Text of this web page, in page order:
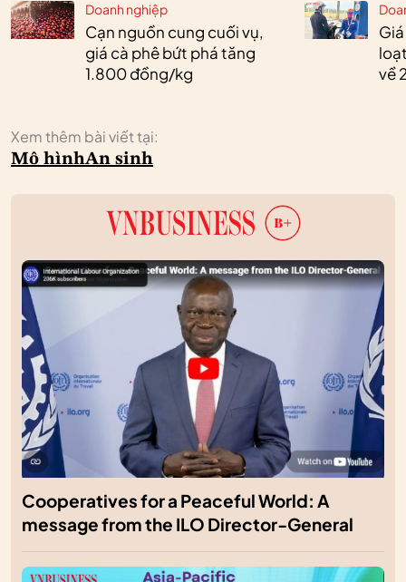
Doanh nghiệp
Cạn nguồn cung cuối vụ,
giá cà phê bứt phá tăng
1.800 đồng/kg
về
Xem thêm bài viết tại:
Mô hìnhAn sinh
Cooperatives for a Peaceful World: A
message from the ILO Director-General